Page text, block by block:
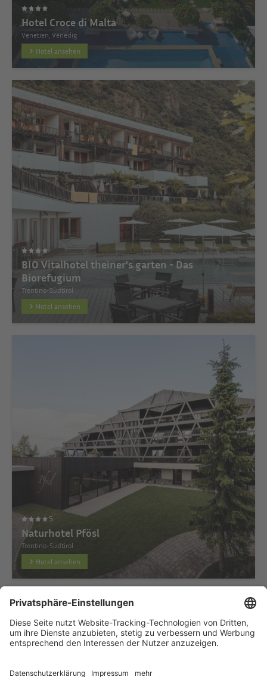
Hotel Croce di Malta
Venetien, Venedig
Hotel ansehen
BIO Vitalhotel theiner’s garten - Das
Biorefugium
Trentino-Südtirol
Hotel ansehen
S
Naturhotel Pfösl
Trentino-Südtirol
Hotel ansehen
Startseite Hotel hinzufügen Datenschutzerklärung
Impressum
HTML Sitemap
eRecht24